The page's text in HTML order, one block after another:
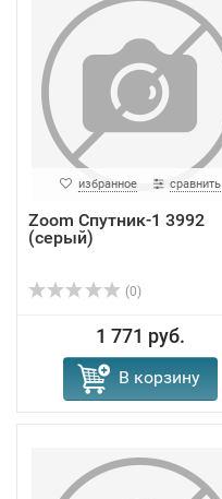
избранное сравнить
Zoom Спутник-1 3992
(серый)
(0)
1 771 руб.
В корзину